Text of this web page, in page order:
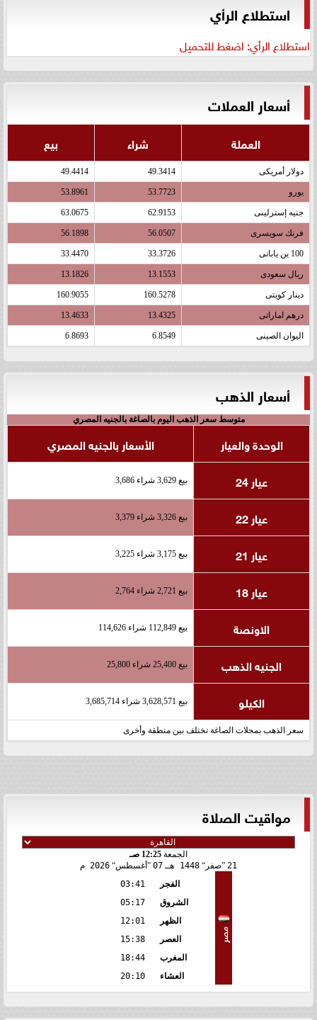
استطلاع الرأي
استطلاع الرأي: اضغط للتحميل
أسعار العملات
العملة شراء بيع
دولار أمريكى 49.3414
49.4414
يورو 53.7723
53.8961
جنيه إسترلينى 62.9153
63.0675
فرنك سويسرى 56.0507
56.1898
100 ين يابانى 33.3726
33.4470
ريال سعودى 13.1553
13.1826
دينار كويتى 160.5278
160.9055
درهم اماراتى 13.4325
13.4633
اليوان الصينى 6.8549
6.8693
أسعار الذهب
متوسط سعر الذهب اليوم بالصاغة بالجنيه المصري
الوحدة والعيار
الأسعار بالجنيه المصري
عيار 24
بيع 3,629 شراء 3,686
عيار 22 بيع 3,326 شراء 3,379
عيار 21 بيع 3,175 شراء 3,225
عيار 18 بيع 2,721 شراء 2,764
الاونصة بيع 112,849 شراء 114,626
الجنيه الذهب بيع 25,400 شراء 25,800
الكيلو بيع 3,628,571 شراء 3,685,714
سعر الذهب بمحلات الصاغة تختلف بين منطقة وأخرى
مواقيت الصلاة
الجمعة 12:25 صـ
21 صفر 1448 هـ 07 أغسطس 2026 م
مصر
الفجر
03:41
الشروق
05:17
الظهر
12:01
العصر
15:38
المغرب
18:44
العشاء
20:10